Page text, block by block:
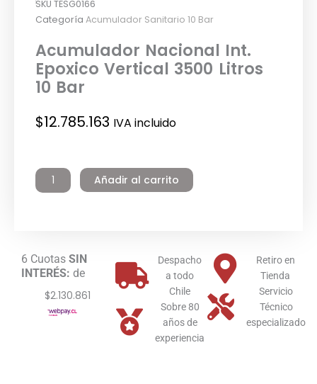
SKU TESG0166
Categoría Acumulador Sanitario 10 Bar
Acumulador Nacional Int.
Epoxico Vertical 3500 Litros
10 Bar
$12.785.163 IVA incluido
Nacional
Epoxico
10
Bar
cantidad
Añadir al carrito
6 Cuotas SIN
INTERÉS: de
$2.130.861
Despacho
a todo
Chile
Sobre 80
años de
experiencia
Retiro en
Tienda
Servicio
Técnico
especializado